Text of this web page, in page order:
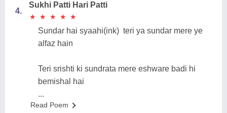
4.
Sukhi Patti Hari Patti
★
★ ★
★ ★
★ ★
★ ★
★
Sundar hai syaahi(ink) teri ya sundar mere ye
alfaz hain
Teri srishti ki sundrata mere eshware badi hi
bemishal hai
...
Read Poem